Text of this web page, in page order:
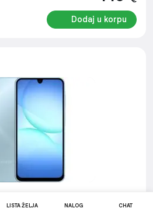
Dodaj u korpu
smartphone
LISTA ŽELJA NALOG CHAT